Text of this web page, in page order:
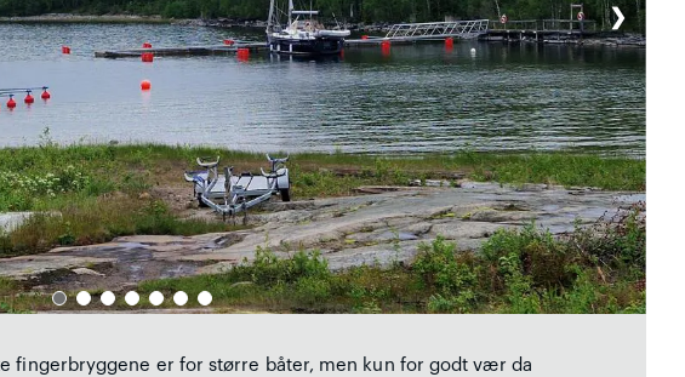
❯
fingerbryggene er for større båter, men kun for godt vær da